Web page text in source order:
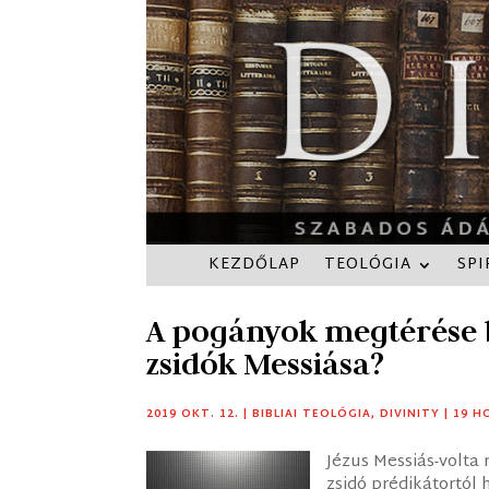
KEZDŐLAP TEOLÓGIA
A pogányok megtérése
zsidók Messiása?
2019 OKT. 12. |BIBLIAI TEOLÓGIA,DIVINITY | 19
Jézus Messiás-